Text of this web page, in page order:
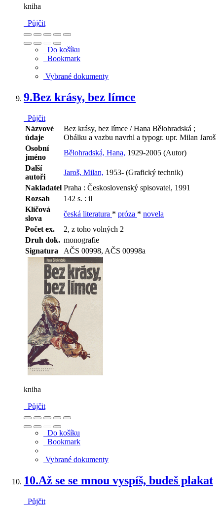
kniha
Půjčit
Do košíku
Bookmark
Vybrané dokumenty
9.Bez krásy, bez límce
Půjčit
Názvové
údaje
Bez krásy, bez límce / Hana Bělohradská ;
Obálku a vazbu navrhl a typogr. upr. Milan Jaroš
Osobní
jméno
Bělohradská, Hana, 1929-2005 (Autor)
Další
autoři
Jaroš, Milan, 1953- (Grafický technik)
Nakladatel Praha : Československý spisovatel, 1991
Rozsah
142 s. : il
Klíčová
slova
česká literatura * próza * novela
Počet ex.
2, z toho volných 2
Druh dok. monografie
Signatura
AČS 00998, AČS 00998a
kniha
Půjčit
Do košíku
Bookmark
Vybrané dokumenty
10.Až se se mnou vyspíš, budeš plakat
Půjčit